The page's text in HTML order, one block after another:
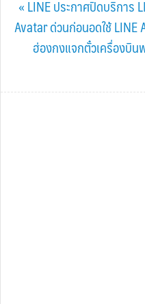
Previous
Post:
« LINE ประกาศปิดบริการ
Avatar ด่วนก่อนอดใช้ LINE
Next
ฮ่องกงแจกตั๋วเครื่องบิ